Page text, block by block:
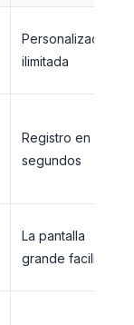
Personalizacion
ilimitada
Registro en
segundos
La pantalla
grande facilita